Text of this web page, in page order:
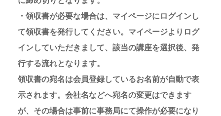
・領収書が必要な場合は、マイページにログインし
て領収書を発行してください。マイページよりログ
インしていただきまして、該当の講座を選択後、発
行する流れとなります。
領収書の宛名は会員登録しているお名前が自動で表
示されます。会社名などへ宛名の変更はできます
が、その場合は事前に事務局にて操作が必要になり